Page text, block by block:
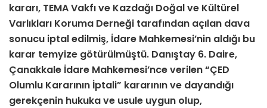
kararı, TEMA Vakfı ve Kazdağı Doğal ve Kültürel
Varlıkları Koruma Derneği tarafından açılan dava
sonucu iptal edilmiş, İdare Mahkemesi’nin aldığı bu
karar temyize götürülmüştü. Danıştay 6. Daire,
Çanakkale İdare Mahkemesi’nce verilen “ÇED
Olumlu Kararının İptali” kararının ve dayandığı
gerekçenin hukuka ve usule uygun olup,